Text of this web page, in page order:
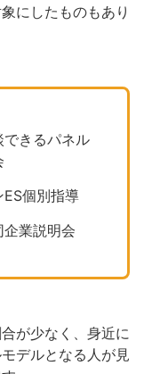
にしたものもあり
きるパネル
個別指導
業説明会
が少なく、身近に
デルとなる人が見